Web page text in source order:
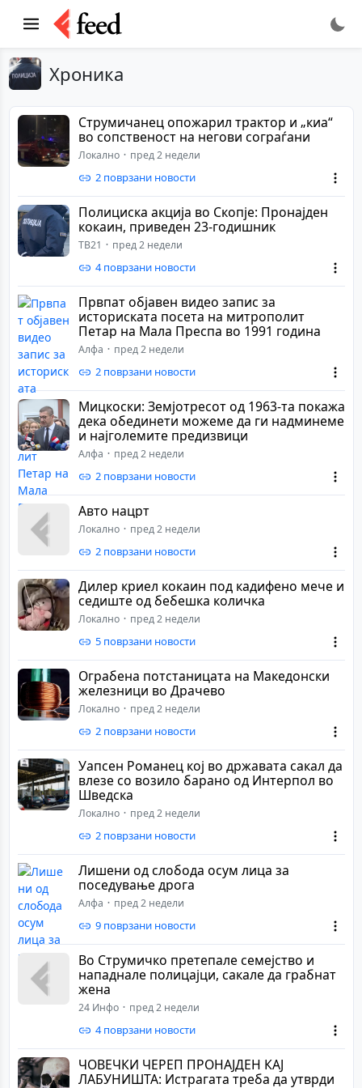
Хроника
Струмичанец опожарил трактор и „киа“
во сопственост на негови сограѓани
Локално пред 2 недели
2 поврзани новости
Полициска акција во Скопје: Пронајден
кокаин, приведен 23-годишник
ТВ21 пред 2 недели
4 поврзани новости
Првпат објавен видео запис за
историската посета на митрополит
Петар на Мала Преспа во 1991 година
Алфа пред 2 недели
2 поврзани новости
Мицкоски: Земјотресот од 1963-та покажа
дека обединети можеме да ги надминеме
и најголемите предизвици
Алфа пред 2 недели
2 поврзани новости
Авто нацрт
Локално пред 2 недели
2 поврзани новости
Дилер криел кокаин под кадифено мече и
седиште од бебешка количка
Локално пред 2 недели
5 поврзани новости
Ограбена потстаницата на Македонски
железници во Драчево
Локално пред 2 недели
2 поврзани новости
Уапсен Романец кој во државата сакал да
влезе со возило барано од Интерпол во
Шведска
Локално пред 2 недели
2 поврзани новости
Лишени од слобода осум лица за
поседување дрога
Алфа пред 2 недели
9 поврзани новости
Во Струмичко претепале семејство и
нападнале полицајци, сакале да грабнат
жена
24 Инфо пред 2 недели
4 поврзани новости
ЧОВЕЧКИ ЧЕРЕП ПРОНАЈДЕН КАЈ
ЛАБУНИШТА: Истрагата треба да утврди